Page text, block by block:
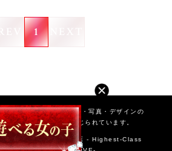
1
いるすべての文章・画像・写真・デザインの
の著作権法によって禁じられています。
俗 |
LOVEミナミ谷九店 - Highest-Class